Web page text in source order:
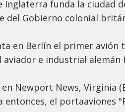
Inglaterra funda la ciudad
del Gobierno colonial
en Berlín el primer
e industrial alemán
Newport News, Virginia
entonces, el portaaviones